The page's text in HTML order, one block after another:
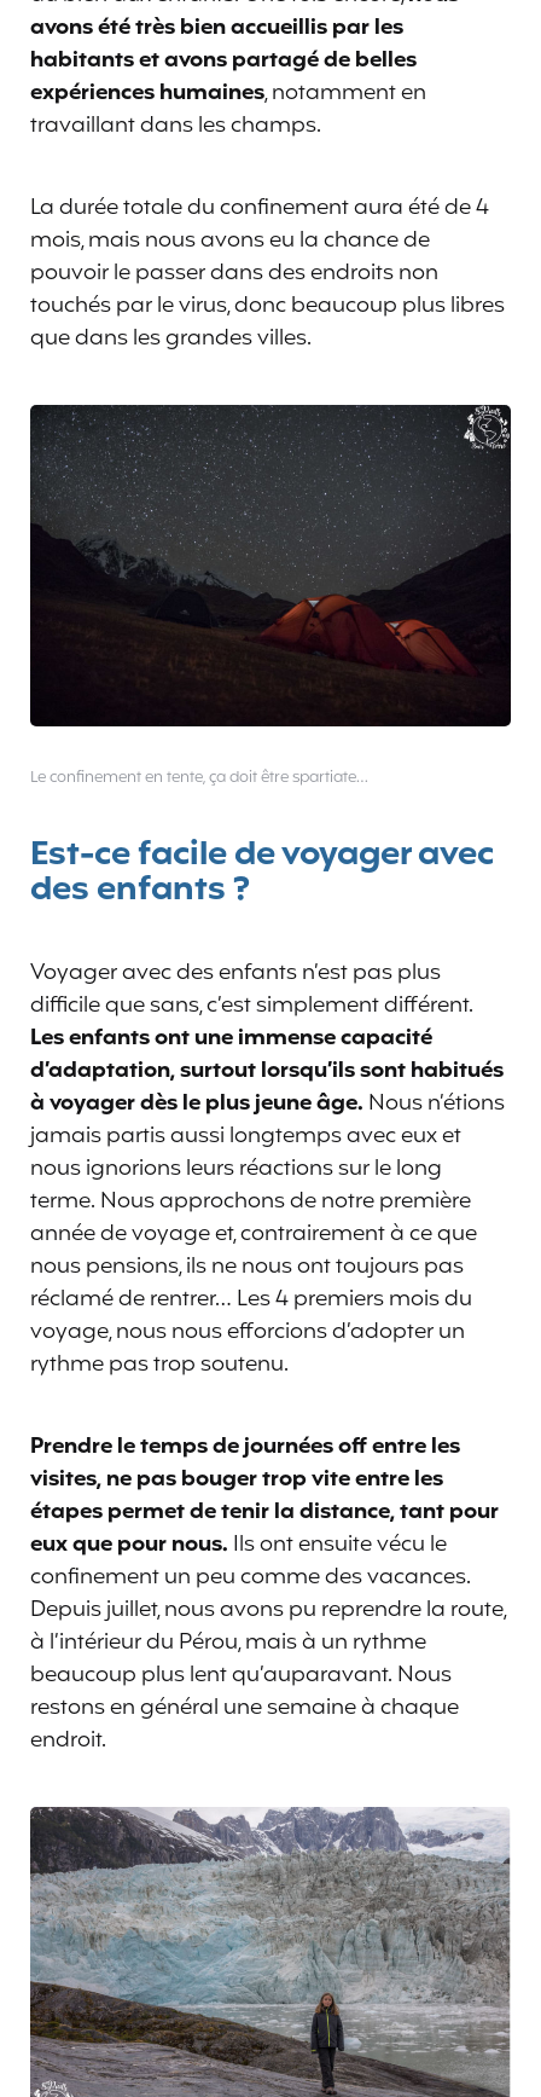
avons été très bien accueillis par les
habitants et avons partagé de belles
expériences humaines, notamment en
travaillant dans les champs.
La durée totale du confinement aura été de 4
mois, mais nous avons eu la chance de
pouvoir le passer dans des endroits non
touchés par le virus, donc beaucoup plus libres
que dans les grandes villes.
Le confinement en tente, ça doit être spartiate…
Est-ce facile de voyager avec
des enfants ?
Voyager avec des enfants n’est pas plus
difficile que sans, c’est simplement différent.
Les enfants ont une immense capacité
d’adaptation, surtout lorsqu’ils sont habitués
à voyager dès le plus jeune âge. Nous n’étions
jamais partis aussi longtemps avec eux et
nous ignorions leurs réactions sur le long
terme. Nous approchons de notre première
année de voyage et, contrairement à ce que
nous pensions, ils ne nous ont toujours pas
réclamé de rentrer… Les 4 premiers mois du
voyage, nous nous efforcions d’adopter un
rythme pas trop soutenu.
Prendre le temps de journées off entre les
visites, ne pas bouger trop vite entre les
étapes permet de tenir la distance, tant pour
eux que pour nous. Ils ont ensuite vécu le
confinement un peu comme des vacances.
Depuis juillet, nous avons pu reprendre la route,
à l’intérieur du Pérou, mais à un rythme
beaucoup plus lent qu’auparavant. Nous
restons en général une semaine à chaque
endroit.